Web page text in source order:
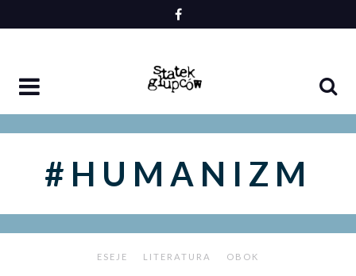
to
#HUMANIZM
ESEJE LITERATURA OBOK